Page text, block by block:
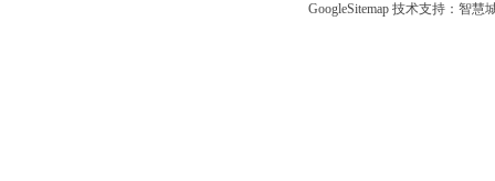
GoogleSitemap技术支持： 智慧